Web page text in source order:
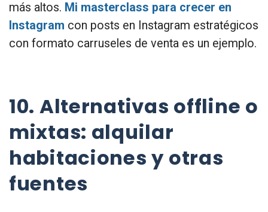
más altos. Mi masterclass para crecer en
Instagram con posts en Instagram estratégicos
con formato carruseles de venta es un ejemplo.
10. Alternativas offline o
mixtas: alquilar
habitaciones y otras
fuentes